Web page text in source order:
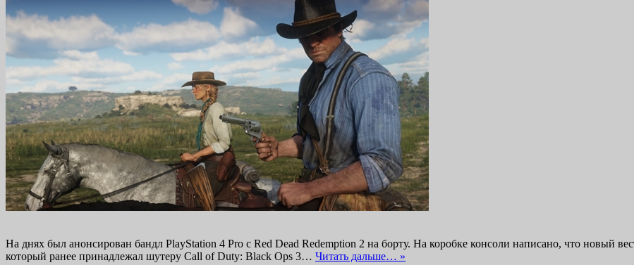
На днях был анонсирован бандл PlayStation 4 Pro с Red Dead Redemption 2 на борту. На коробке консоли написано, что новый
который ранее принадлежал шутеру Call of Duty: Black Ops 3… Читать дальше… »